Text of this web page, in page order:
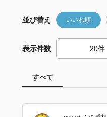
並び替え いいね順
表示件数
すべて